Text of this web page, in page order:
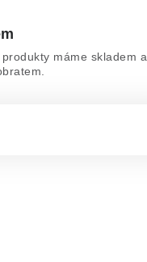
máme skladem a